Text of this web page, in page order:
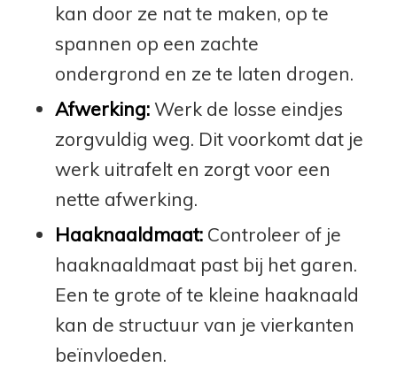
kan door ze nat te maken, op te
spannen op een zachte
ondergrond en ze te laten drogen.
Afwerking:Werk de losse eindjes
zorgvuldig weg. Dit voorkomt dat je
werk uitrafelt en zorgt voor een
nette afwerking.
Haaknaaldmaat:Controleer of je
haaknaaldmaat past bij het garen.
Een te grote of te kleine haaknaald
kan de structuur van je vierkanten
beïnvloeden.